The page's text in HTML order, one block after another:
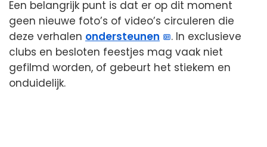
Een belangrijk punt is dat er op dit moment
geen nieuwe foto’s of video’s circuleren die
deze verhalen ondersteunen
. In exclusieve
clubs en besloten feestjes mag vaak niet
gefilmd worden, of gebeurt het stiekem en
onduidelijk.